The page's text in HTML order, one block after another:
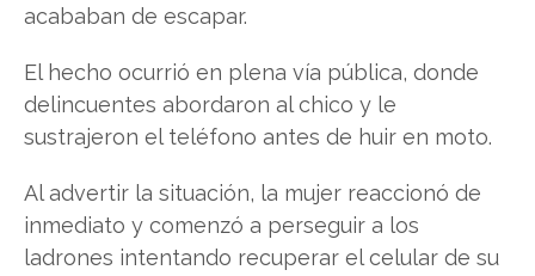
acababan de escapar.
El hecho ocurrió en plena vía pública, donde
delincuentes abordaron al chico y le
sustrajeron el teléfono antes de huir en moto.
Al advertir la situación, la mujer reaccionó de
inmediato y comenzó a perseguir a los
ladrones intentando recuperar el celular de su